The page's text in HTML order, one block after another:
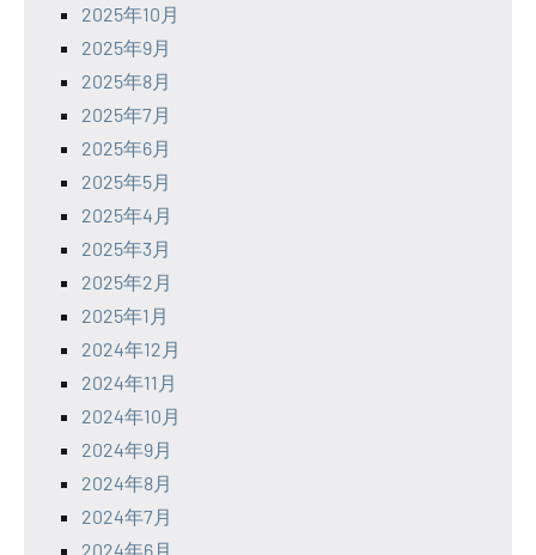
2025年10月
2025年9月
2025年8月
2025年7月
2025年6月
2025年5月
2025年4月
2025年3月
2025年2月
2025年1月
2024年12月
2024年11月
2024年10月
2024年9月
2024年8月
2024年7月
2024年6月